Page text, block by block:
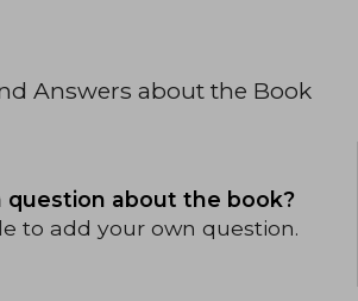
Answers about the Book
question about the book?
to add your own question.